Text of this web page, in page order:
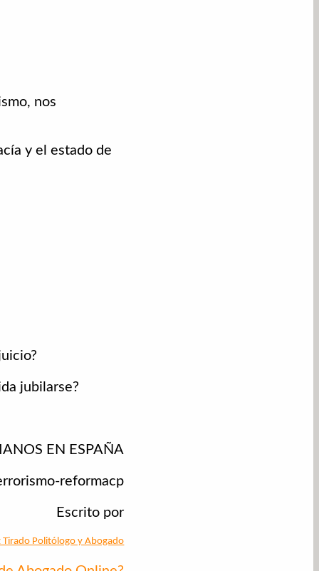
nos
y el estado de
jubilarse?
EN ESPAÑA
reformacp
Escrito por
Tirado Politólogo y Abogado